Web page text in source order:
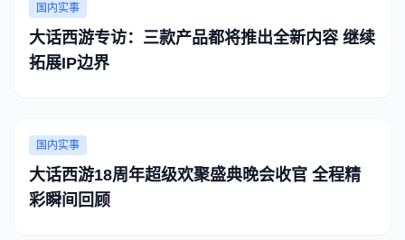
国内实事
大话西游专访：三款产品都将推出全新内容 继续
拓展IP边界
国内实事
大话西游18周年超级欢聚盛典晚会收官 全程精
彩瞬间回顾